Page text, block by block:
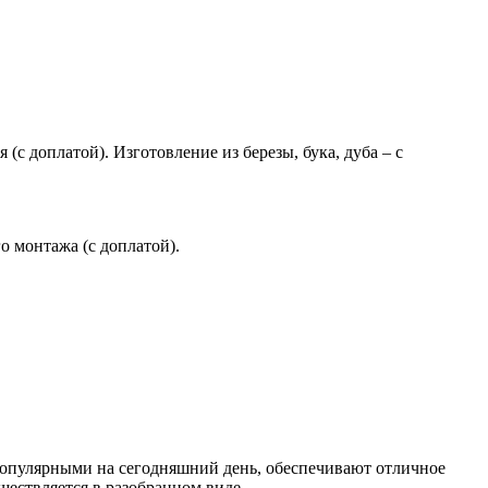
доплатой). Изготовление из березы, бука, дуба – с
монтажа (с доплатой).
на сегодняшний день, обеспечивают отличное